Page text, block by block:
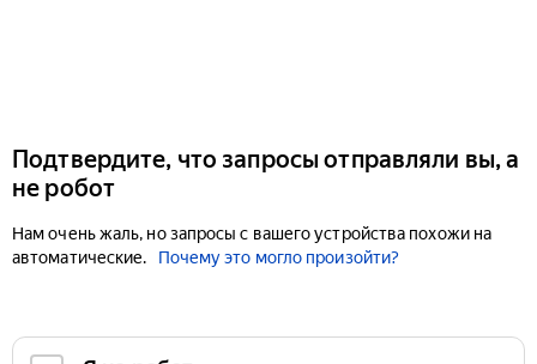
Подтвердите, что запросы отправляли вы, а
не робот
Нам очень жаль, но запросы с вашего устройства похожи на
автоматические.
Почему это могло произойти?